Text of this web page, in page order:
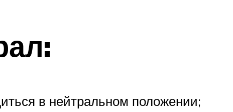
в нейтральном положении;